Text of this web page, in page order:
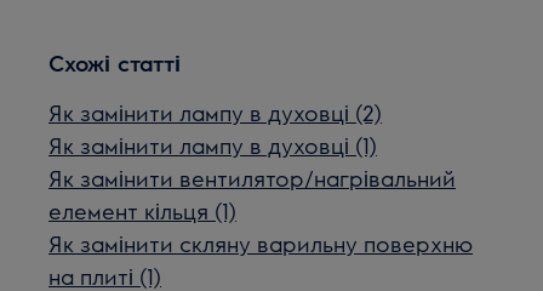
Схожі статті
Як замінити лампу в духовці (2)
Як замінити лампу в духовці (1)
Як замінити вентилятор/нагрівальний
елемент кільця (1)
Як замінити скляну варильну поверхню
на плиті (1)